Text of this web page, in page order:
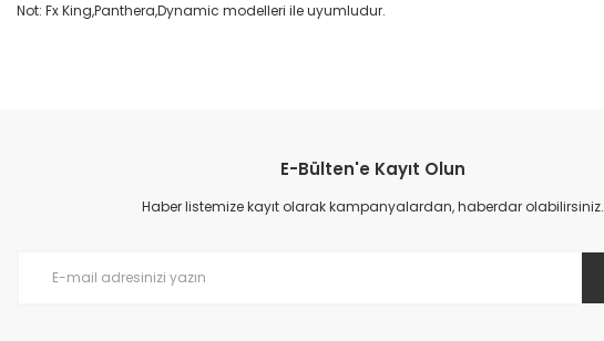
Not: Fx King,Panthera,Dynamic modelleri ile uyumludur.
Ürün resmi kalitesiz, bozuk veya görüntülenemiyor.
Ürün açıklamasında eksik bilgiler bulunuyor.
E-Bülten'e Kayıt Olun
Haber listemize kayıt olarak kampanyalardan, haberdar olabilirsiniz.